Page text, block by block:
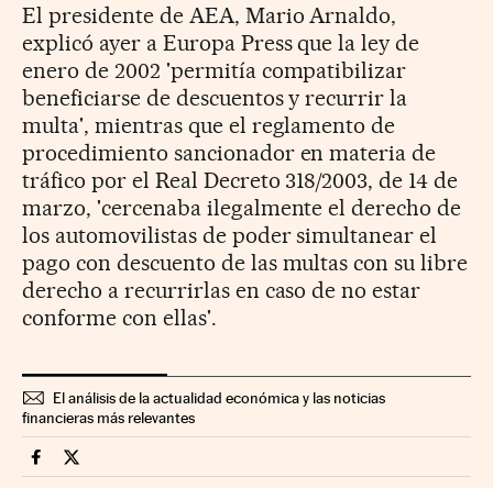
El presidente de AEA, Mario Arnaldo,
explicó ayer a Europa Press que la ley de
enero de 2002 'permitía compatibilizar
beneficiarse de descuentos y recurrir la
multa', mientras que el reglamento de
procedimiento sancionador en materia de
tráfico por el Real Decreto 318/2003, de 14 de
marzo, 'cercenaba ilegalmente el derecho de
los automovilistas de poder simultanear el
pago con descuento de las multas con su libre
derecho a recurrirlas en caso de no estar
conforme con ellas'.
El análisis de la actualidad económica y las noticias
financieras más relevantes
Economia Cinco Días en Facebook
Economia Cinco Días en Twitter